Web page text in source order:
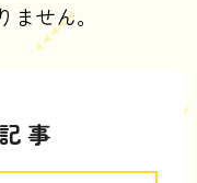
せん。
事